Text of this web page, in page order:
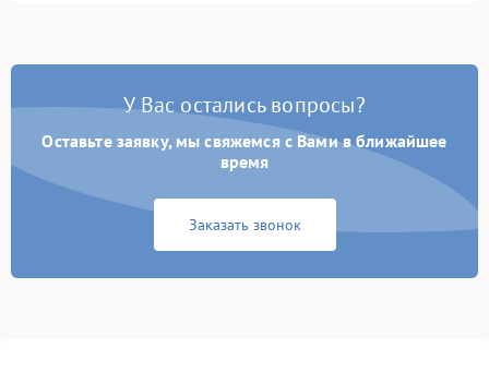
Проблемы с блоком
1800 ₽ Подробнее →
Не завершает программу Подробнее →
1500 ₽ Подробнее →
У Вас остались вопросы?
Оставьте заявку, мы свяжемся с Вами в ближайшее
время
Заказать звонок